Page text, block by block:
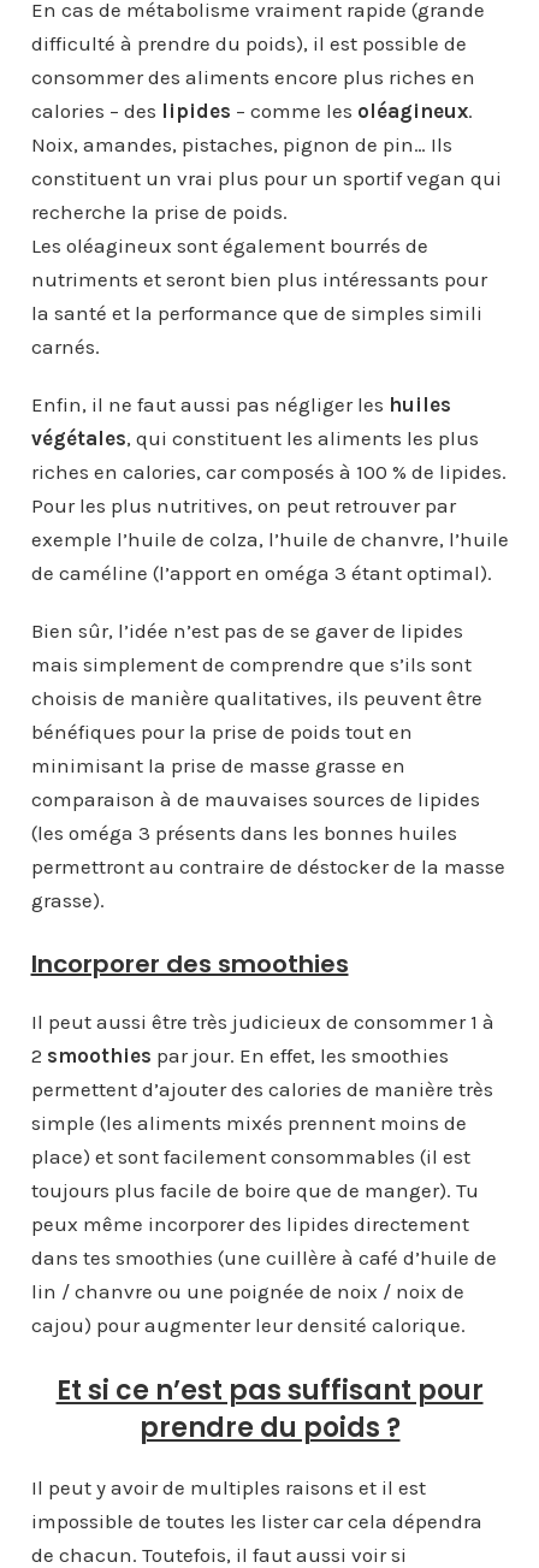
En cas de métabolisme vraiment rapide (grande
difficulté à prendre du poids), il est possible de
consommer des aliments encore plus riches en
calories – des lipides – comme les oléagineux.
Noix, amandes, pistaches, pignon de pin… Ils
constituent un vrai plus pour un sportif vegan qui
recherche la prise de poids.
Les oléagineux sont également bourrés de
nutriments et seront bien plus intéressants pour
la santé et la performance que de simples simili
carnés.
Enfin, il ne faut aussi pas négliger les huiles
végétales, qui constituent les aliments les plus
riches en calories, car composés à 100 % de lipides.
Pour les plus nutritives, on peut retrouver par
exemple l’huile de colza, l’huile de chanvre, l’huile
de caméline (l’apport en oméga 3 étant optimal).
Bien sûr, l’idée n’est pas de se gaver de lipides
mais simplement de comprendre que s’ils sont
choisis de manière qualitatives, ils peuvent être
bénéfiques pour la prise de poids tout en
minimisant la prise de masse grasse en
comparaison à de mauvaises sources de lipides
(les oméga 3 présents dans les bonnes huiles
permettront au contraire de déstocker de la masse
grasse).
Incorporer des smoothies
Il peut aussi être très judicieux de consommer 1 à
2 smoothies par jour. En effet, les smoothies
permettent d’ajouter des calories de manière très
simple (les aliments mixés prennent moins de
place) et sont facilement consommables (il est
toujours plus facile de boire que de manger). Tu
peux même incorporer des lipides directement
dans tes smoothies (une cuillère à café d’huile de
lin / chanvre ou une poignée de noix / noix de
cajou) pour augmenter leur densité calorique.
Et si ce n’est pas suffisant pour
prendre du poids ?
Il peut y avoir de multiples raisons et il est
impossible de toutes les lister car cela dépendra
de chacun. Toutefois, il faut aussi voir si